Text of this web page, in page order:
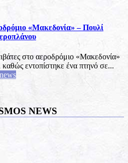
«Μακεδονία» – Πουλί
στο αεροδρόμιο «Μακεδονία»
εντοπίστηκε ένα πτηνό σε...
NEWS